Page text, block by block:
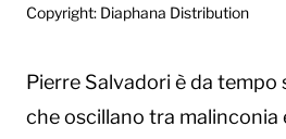
Copyright: Diaphana Distribution
Pierre Salvadori è da tempo
che oscillano tra malinconia